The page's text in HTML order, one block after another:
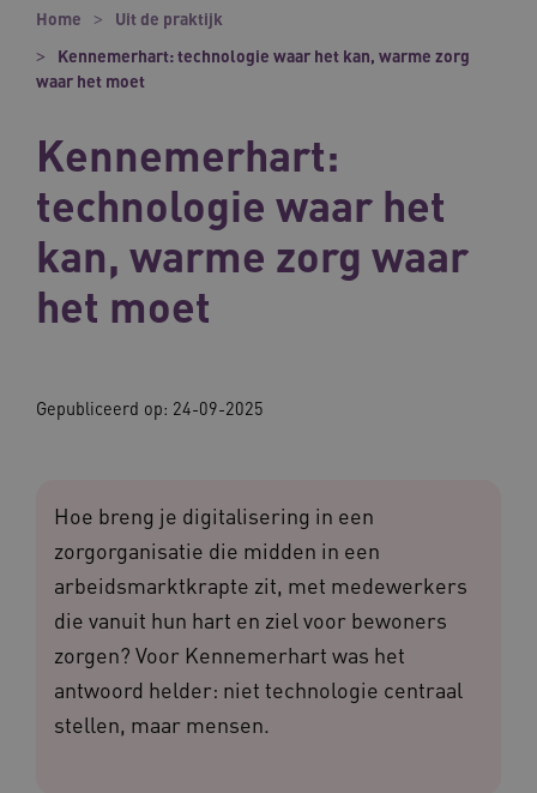
Home
Uit de praktijk
Kennemerhart: technologie waar het kan, warme zorg
waar het moet
Kennemerhart:
technologie waar het
kan, warme zorg waar
het moet
Gepubliceerd op: 24-09-2025
Hoe breng je digitalisering in een
zorgorganisatie die midden in een
arbeidsmarktkrapte zit, met medewerkers
die vanuit hun hart en ziel voor bewoners
zorgen? Voor Kennemerhart was het
antwoord helder: niet technologie centraal
stellen, maar mensen.